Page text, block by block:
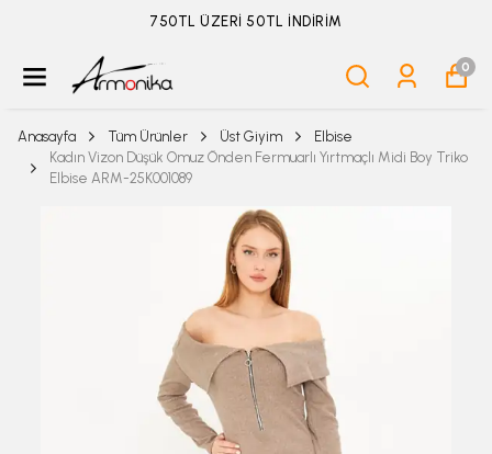
ÜYELİKSİZ SİPARİŞ İADE TALEBİ İÇİN TIKLA
0
Anasayfa Tüm Ürünler Üst Giyim
Elbise
Kadın Vizon Düşük Omuz Önden Fermuarlı Yırtmaçlı Midi Boy Triko
Elbise ARM-25K001089